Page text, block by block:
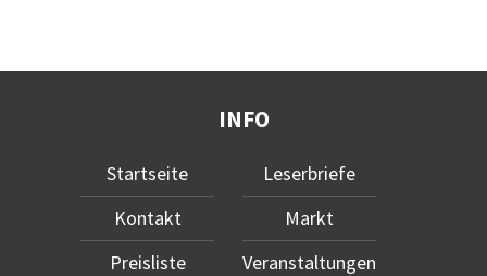
INFO
Startseite
Kontakt
Preisliste
Leserbriefe
Markt
Veranstaltungen